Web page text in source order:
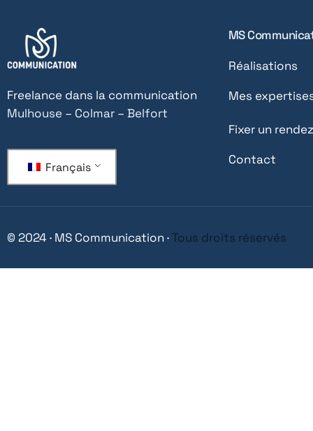
Freelance dans la communication
Mulhouse – Colmar – Belfort
Français
MS
Réalisations
Mes
Fixer un
Contact
© 2024 · MS Communication ·Tous droits réservés